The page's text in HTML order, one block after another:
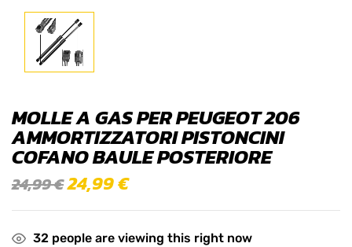
MOLLE A GAS PER PEUGEOT 206
AMMORTIZZATORI PISTONCINI
COFANO BAULE POSTERIORE
24,99€24,99€
32 people are viewing this right now